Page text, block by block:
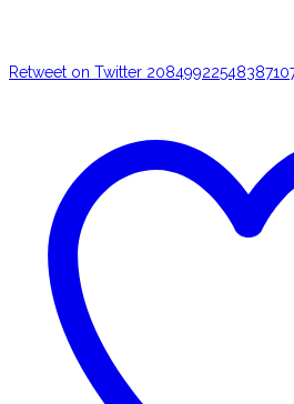
Retweet on Twitter